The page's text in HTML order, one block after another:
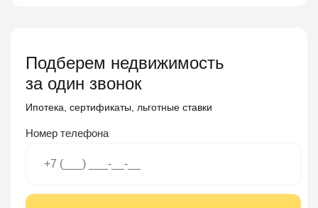
Подберем недвижимость
за один звонок
Ипотека, сертификаты, льготные ставки
Номер телефона